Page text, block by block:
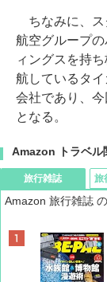
ちなみに、ス
航空グループ
ィングスを持
航しているタ
会社であり、
となる。
Amazon トラベル
旅行雑誌
Amazon 旅行雑誌
旅